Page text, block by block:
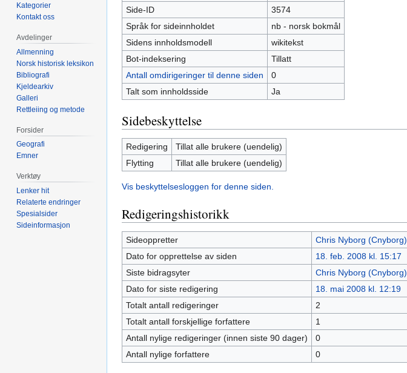
Side-ID
3574
Språk for sideinnholdet
nb - norsk bokmål
Sidens innholdsmodell
wikitekst
Bot-indeksering
Tillatt
Antall omdirigeringer til denne siden
0
Talt som innholdsside
Ja
Sidebeskyttelse
Redigering
Tillat alle brukere (uendelig)
Flytting
Tillat alle brukere (uendelig)
Vis beskyttelsesloggen for denne siden.
Redigeringshistorikk
Sideoppretter Chris Nyborg (Cnyborg)
Dato for opprettelse av siden
18. feb. 2008 kl. 15:17
Siste bidragsyter
Chris Nyborg (Cnyborg)
Dato for siste redigering
18. mai 2008 kl. 12:19
Totalt antall redigeringer
2
Totalt antall forskjellige forfattere
1
Antall nylige redigeringer (innen siste 90 dager)
0
Antall nylige forfattere
0
Kategorier
Kontakt oss
Avdelinger
Allmenning
Norsk historisk leksikon
Bibliografi
Kjeldearkiv
Galleri
Rettleiing og metode
Forsider
Geografi
Emner
Verktøy
Lenker hit
Relaterte endringer
Spesialsider
Sideinformasjon